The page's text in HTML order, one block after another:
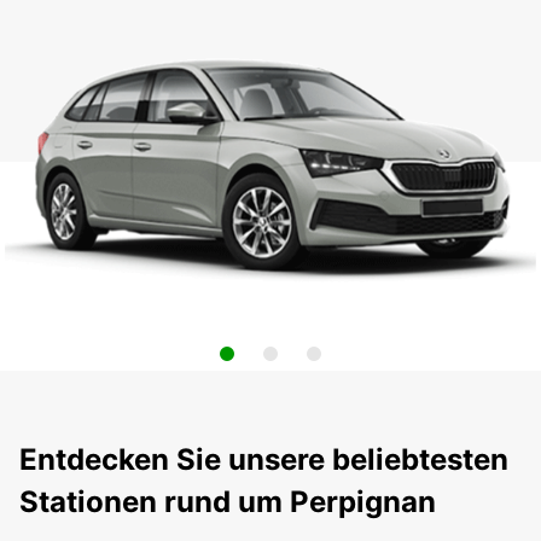
Entdecken Sie unsere beliebtesten
Stationen rund um Perpignan